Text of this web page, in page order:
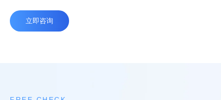
立即咨询
立即咨询
立即咨询